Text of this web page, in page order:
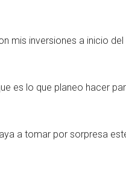
mis inversiones a inicio del
es lo que planeo hacer
a tomar por sorpresa